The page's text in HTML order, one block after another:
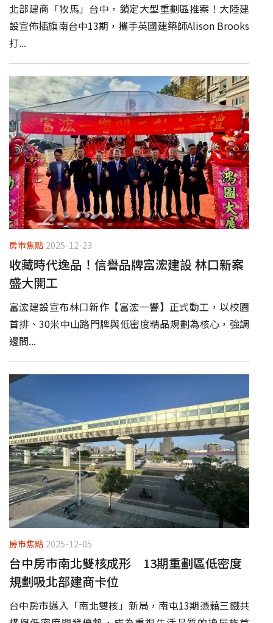
北部建商「牧馬」台中，鎖定大型重劃區推案！大陸建
設宣佈插旗南台中13期，攜手英國建築師Alison Brooks
打...
房市焦點 2025-12-23
收藏時代逸品！信譽品牌富浤建設 林口新案
盛大開工
富浤建設宣布林口新作【富浤一響】正式動工，以校園
首排、30米中山路門牌與低密度精品規劃為核心，強調
邊間...
房市焦點 2025-12-05
台中房市南北雙核成形 13期重劃區低密度
規劃吸北部建商卡位
台中房市邁入「南北雙核」新局，南屯13期憑藉三鐵共